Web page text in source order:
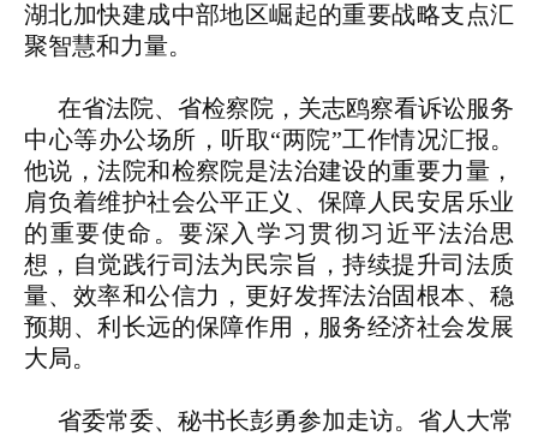
湖北加快建成中部地区崛起的重要战略支点汇
聚智慧和力量。
在省法院、省检察院，关志鸥察看诉讼服务
中心等办公场所，听取“两院”工作情况汇报。
他说，法院和检察院是法治建设的重要力量，
肩负着维护社会公平正义、保障人民安居乐业
的重要使命。要深入学习贯彻习近平法治思
想，自觉践行司法为民宗旨，持续提升司法质
量、效率和公信力，更好发挥法治固根本、稳
预期、利长远的保障作用，服务经济社会发展
大局。
省委常委、秘书长彭勇参加走访。省人大常